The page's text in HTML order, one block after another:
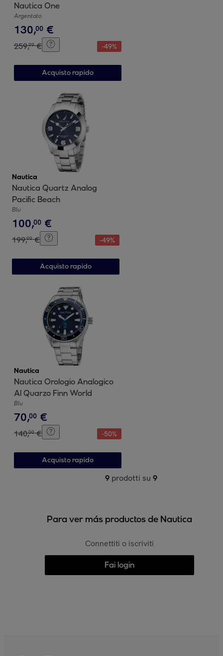
Nautica One
Argentato
130,00 €
259,99 € -49%
Acquisto rapido
Nautica
Nautica Quartz Analog
Pacific Beach
Blu
100,00 €
199,99 € -49%
Acquisto rapido
Nautica
Nautica Orologio Analogico
Al Quarzo Finn World
Blu
70,00 €
140,00 € -50%
Acquisto rapido
9 prodotti su 9
Para ver más productos de Nautica
Connettiti o iscriviti
Fai login